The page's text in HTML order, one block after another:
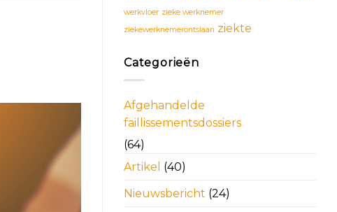
werkvloer zieke werknemer
ziekewerknemerontslaan ziekte
Categorieën
Afgehandelde
faillissementsdossiers
(64)
Artikel (40)
Nieuwsbericht (24)